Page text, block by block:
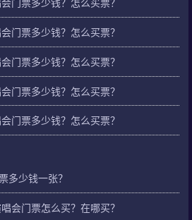
门票多少钱？怎么买票？
门票多少钱？怎么买票？
门票多少钱？怎么买票？
门票多少钱？怎么买票？
门票多少钱？怎么买票？
多少钱一张？
会门票怎么买？在哪买？